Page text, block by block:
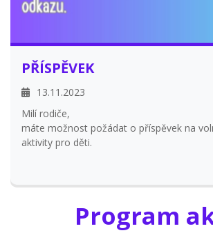
PŘÍSPĚVEK
13.11.2023
Milí rodiče,
máte možnost požádat o příspěvek na
aktivity pro děti.
Program